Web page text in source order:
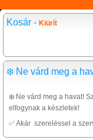
Kosár - Kiürít
❄️ Ne várd meg a
❄️ Ne várd meg a havat!
elfogynak a készletek!
✅ Akár szereléssel a